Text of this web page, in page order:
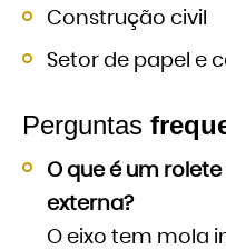
Construção civil
Setor de papel e
Perguntas
O que é um
externa?
O eixo tem mola